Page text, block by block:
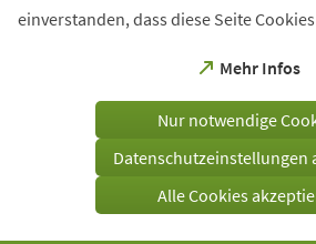
einverstanden, dass diese Seite
Mehr Infos
(Öffnet
einem
Tab)
Nur notwendige
Datenschutzeinstellungen
Alle Cookies